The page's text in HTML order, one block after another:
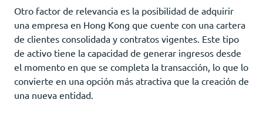
Otro factor de relevancia es la posibilidad de adquirir
una empresa en Hong Kong que cuente con una cartera
de clientes consolidada y contratos vigentes. Este tipo
de activo tiene la capacidad de generar ingresos desde
el momento en que se completa la transacción, lo que lo
convierte en una opción más atractiva que la creación de
una nueva entidad.